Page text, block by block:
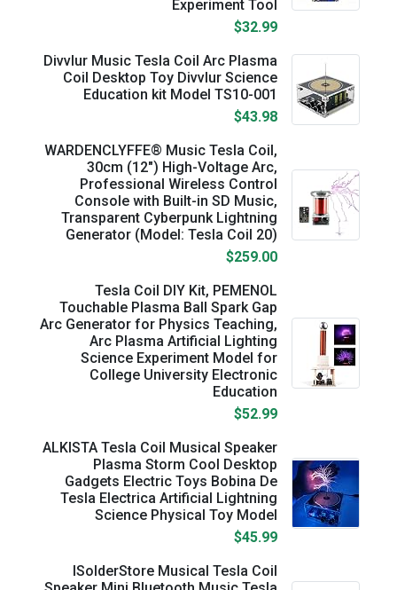
Experiment Tool
$32.99
Divvlur Music Tesla Coil Arc Plasma
Coil Desktop Toy Divvlur Science
Education kit Model TS10-001
$43.98
WARDENCLYFFE® Music Tesla Coil,
30cm (12") High-Voltage Arc,
Professional Wireless Control
Console with Built-in SD Music,
Transparent Cyberpunk Lightning
Generator (Model: Tesla Coil 20)
$259.00
Tesla Coil DIY Kit, PEMENOL
Touchable Plasma Ball Spark Gap
Arc Generator for Physics Teaching,
Arc Plasma Artificial Lighting
Science Experiment Model for
College University Electronic
Education
$52.99
ALKISTA Tesla Coil Musical Speaker
Plasma Storm Cool Desktop
Gadgets Electric Toys Bobina De
Tesla Electrica Artificial Lightning
Science Physical Toy Model
$45.99
ISolderStore Musical Tesla Coil